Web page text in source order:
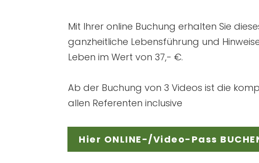
Mit Ihrer online Buchung erhalten Sie
ganzheitliche Lebensführung und
Leben im Wert von 37,- €.
Ab der Buchung von 3 Videos ist die
allen Referenten inclusive
Hier ONLINE-/Video-Pass